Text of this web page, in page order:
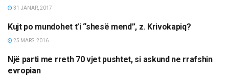
31 JANAR, 2017
OPINIONE/EDITORIALE
Kujt po mundohet t’i “shesë mend”, z. Krivokapiq?
25 MARS, 2016
LAJME
Një parti me rreth 70 vjet pushtet, si askund ne rrafshin
evropian